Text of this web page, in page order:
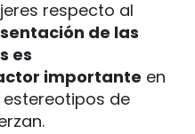
respecto al
de las
es
importante en
de